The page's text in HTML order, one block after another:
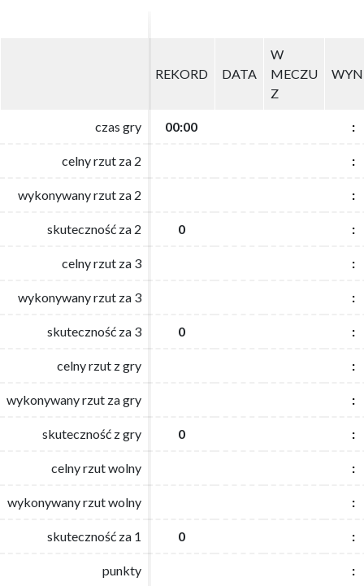
REKORD DATA
W
MECZU
Z
czas gry 00:00 :
celny rzut za 2 :
wykonywany rzut za 2 :
skuteczność za 2 0 :
celny rzut za 3 :
wykonywany rzut za 3 :
skuteczność za 3 0 :
celny rzut z gry :
wykonywany rzut za gry :
skuteczność z gry 0 :
celny rzut wolny :
wykonywany rzut wolny :
skuteczność za 1 0 :
punkty :
REKORD DATA
W
MECZU
Z
czas gry 00:00 :
celny rzut za 2 :
wykonywany rzut za 2 :
skuteczność za 2 0 :
celny rzut za 3 :
wykonywany rzut za 3 :
skuteczność za 3 0 :
celny rzut z gry :
wykonywany rzut za gry :
skuteczność z gry 0 :
celny rzut wolny :
wykonywany rzut wolny :
skuteczność za 1 0 :
punkty :